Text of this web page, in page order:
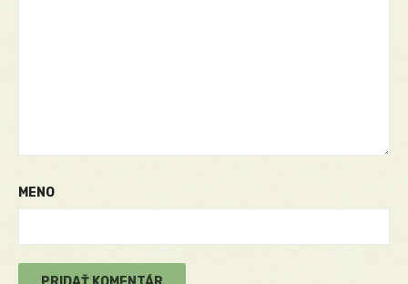
MENO